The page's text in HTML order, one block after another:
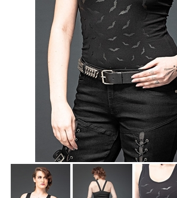
Accessoires
Sale
Gutscheine